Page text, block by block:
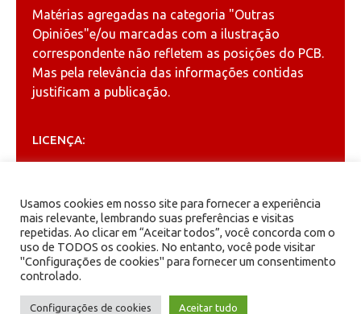
Matérias agregadas na categoria "Outras
Opiniões"e/ou marcadas com a ilustração
correspondente não refletem as posições do PCB.
Mas pela relevância das informações contidas
justificam a publicação.
LICENÇA:
Creative Commons
ARQUIVOS
Arquivos
Usamos cookies em nosso site para fornecer a experiência
mais relevante, lembrando suas preferências e visitas
repetidas. Ao clicar em “Aceitar todos”, você concorda com o
uso de TODOS os cookies. No entanto, você pode visitar
"Configurações de cookies" para fornecer um consentimento
controlado.
Configurações de cookies Aceitar tudo